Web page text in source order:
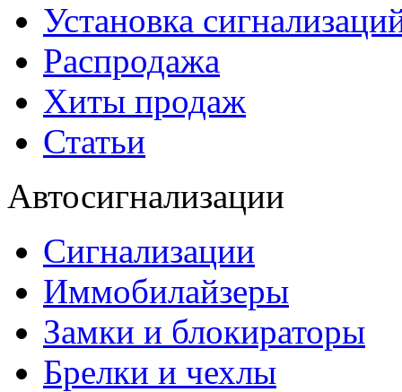
Установка
Распродажа
Хиты продаж
Статьи
Автосигнализации
Сигнализации
Иммобилайзеры
Замки и блокираторы
Брелки и чехлы